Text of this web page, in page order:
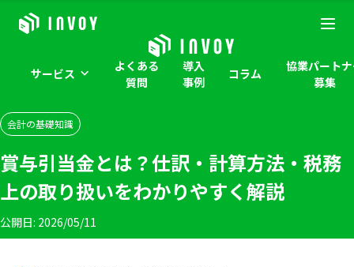
サービス
よくある
質問
導入
事例
コラム
協業パート
募集
会計の基礎知識
賞与引当金とは？仕訳・計算方法・税務
上の取り扱いをわかりやすく解説
公開日: 2026/05/11